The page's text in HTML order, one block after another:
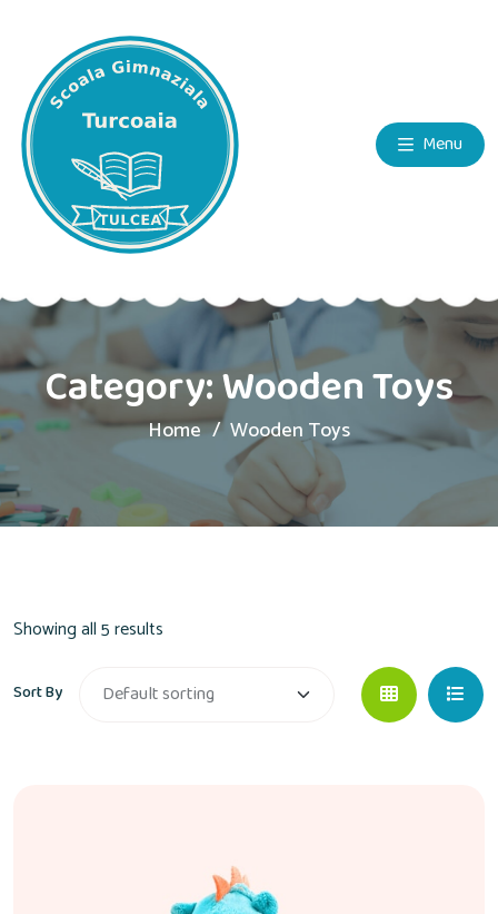
Menu
Category:Wooden Toys
Home Wooden Toys
Showing all 5 results
Sort By